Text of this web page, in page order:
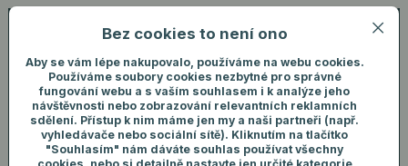
Menu
+420 731 292 460
Přihlášení
Hledat
ks
Bez cookies to není ono
Aby se vám lépe nakupovalo, používáme na webu cookies.
Používáme soubory cookies nezbytné pro správné
fungování webu a s vaším souhlasem i k analýze jeho
návštěvnosti nebo zobrazování relevantních reklamních
sdělení. Přístup k nim máme jen my a naši partneři (např.
vyhledávače nebo sociální sítě). Kliknutím na tlačítko
"Souhlasím" nám dáváte souhlas používat všechny